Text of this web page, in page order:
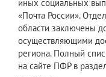
иных социальных
«Почта России».
области заключены
осуществляющими
региона. Полный
на сайте ПФР в